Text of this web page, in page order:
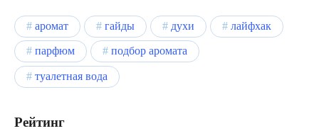
аромат гайды духи
лайфхак
парфюм
подбор аромата
туалетная вода
Рейтинг